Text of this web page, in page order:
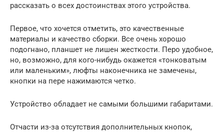
рассказать о всех достоинствах этого устройства.
Первое, что хочется отметить, это качественные
материалы и качество сборки. Все очень хорошо
подогнано, планшет не лишен жесткости. Перо удобное,
но, возможно, для кого-нибудь окажется «тонковатым
или маленьким», люфты наконечника не замечены,
кнопки на пере нажимаются четко.
Устройство обладает не самыми большими габаритами.
Отчасти из-за отсутствия дополнительных кнопок,